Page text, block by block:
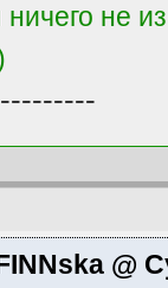
ничего не
@